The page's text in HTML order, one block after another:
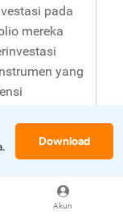
Akun
pada
mereka
yang
besar.
Download